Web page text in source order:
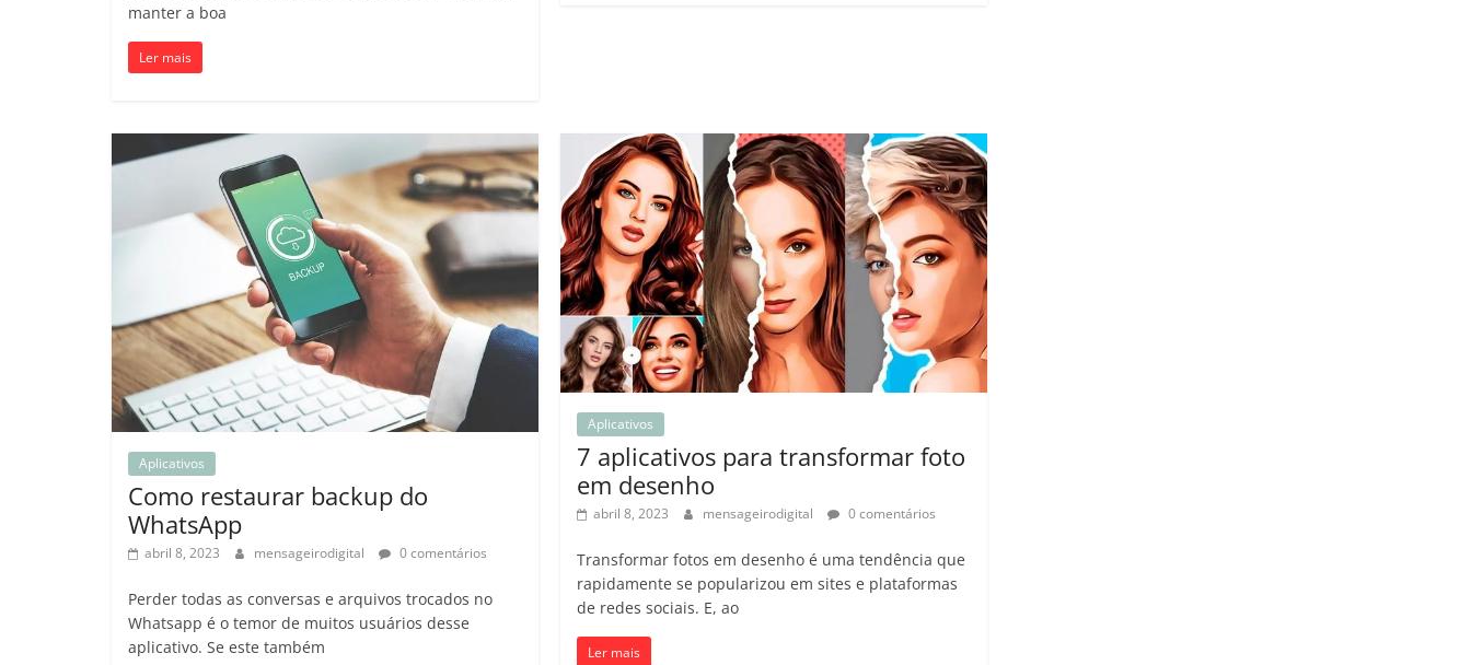
manter a boa
Ler mais
Aplicativos
Como restaurar backup do
WhatsApp
abril 8, 2023 mensageirodigital 0 comentários
Perder todas as conversas e arquivos trocados no
Whatsapp é o temor de muitos usuários desse
aplicativo. Se este também
Aplicativos
7 aplicativos para transformar foto
em desenho
abril 8, 2023 mensageirodigital 0 comentários
Transformar fotos em desenho é uma tendência que
rapidamente se popularizou em sites e plataformas
de redes sociais. E, ao
Ler mais